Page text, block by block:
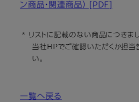
ン商品・関連商品）
[PDF]
* リストに記載のない商品につきま
当社HPでご確認いただくか担当
い。
一覧へ戻る